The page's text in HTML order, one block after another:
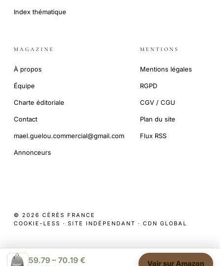
59.79 – 70.19 € Voir sur Amazon
Index thématique
MAGAZINE
À propos
Équipe
Charte éditoriale
Contact
mael.guelou.commercial@gmail.com
Annonceurs
MENTIONS
Mentions légales
RGPD
CGV / CGU
Plan du site
Flux RSS
© 2026 CÉRÈS FRANCE
COOKIE-LESS · SITE INDÉPENDANT · CDN GLOBAL